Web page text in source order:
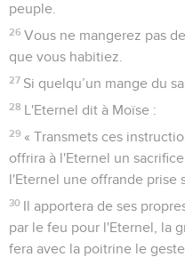
peuple.
26 Vous ne mangerez pas
que vous habitiez.
27 Si quelqu’un mange du
28 L'Eternel dit à Moïse :
29 « Transmets ces
offrira à l'Eternel un
l'Eternel une offrande prise
30 Il apportera de ses
par le feu pour l'Eternel, la
fera avec la poitrine le